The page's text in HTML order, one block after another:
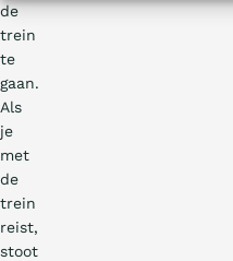
de
trein
te
gaan.
Als
je
met
de
trein
reist,
stoot